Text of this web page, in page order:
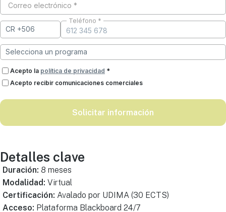
Correo electrónico *
Teléfono *
Acepto la política de privacidad *
Acepto recibir comunicaciones comerciales
Solicitar información
Detalles clave
Duración: 8 meses
Modalidad: Virtual
Certificación: Avalado por UDIMA (30 ECTS)
Acceso: Plataforma Blackboard 24/7